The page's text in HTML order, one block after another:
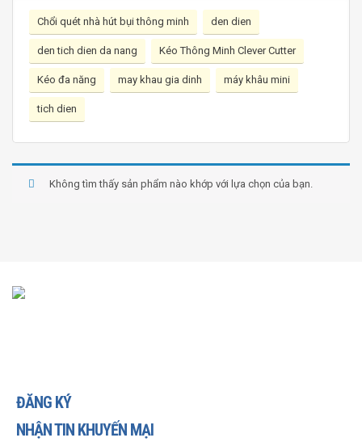
Chổi quét nhà hút bụi thông minh den dien
den tich dien da nang Kéo Thông Minh Clever Cutter
Kéo đa năng may khau gia dinh máy khâu mini
tich dien
Không tìm thấy sản phẩm nào khớp với lựa chọn của bạn.
ĐĂNG KÝ
NHẬN TIN KHUYẾN MẠI